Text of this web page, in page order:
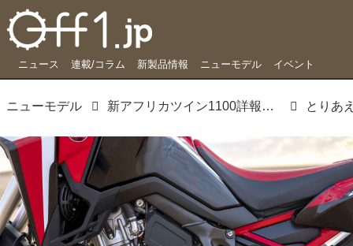
ニュース 連載/コラム 新製品情報 ニューモデル イベント
ニューモデル 新アフリカツイン1100詳報、クルコン・1100cc・電子制御…しかし、その真の目的は…？ とりあ